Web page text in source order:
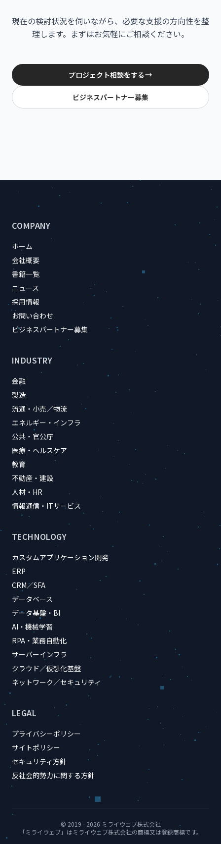
現在の検討状況を伺いながら、必要な支援の方向性を整
理します。 まずはお気軽にご相談ください。
プロジェクト相談をする
ビジネスパートナー募集
サイトのフッター情報
COMPANY
ホーム
会社概要
書籍一覧
ニュース
採用情報
お問い合わせ
ビジネスパートナー募集
INDUSTRY
金融
製造
流通・小売／物流
エネルギー・インフラ
公共・官公庁
医療・ヘルスケア
教育
不動産・建設
人材・HR
情報通信・ITサービス
TECHNOLOGY
カスタムアプリケーション開発
ERP
CRM／SFA
データベース
データ基盤・BI
AI・機械学習
RPA・業務自動化
サーバーインフラ
クラウド／仮想化基盤
ネットワーク／セキュリティ
LEGAL
プライバシーポリシー
サイトポリシー
セキュリティ方針
反社会的勢力に関する方針
© 2019 - 2026 ミライウェブ株式会社
「ミライウェブ」はミライウェブ株式会社の商標又は登録商標です。